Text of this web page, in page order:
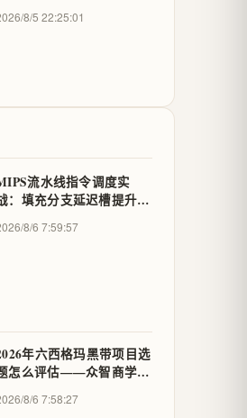
8/5 22:25:01
流水线指令调度实
：填充分支延迟槽提升
8/6 7:59:57
年六西格玛黑带项目选
怎么评估——众智商学院
求和评审标准详解 - 众智
8/6 7:58:27